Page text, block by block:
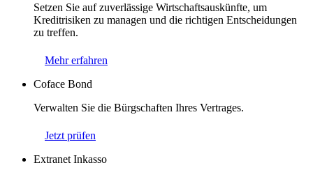
Setzen Sie auf zuverlässige Wirtschaftsauskünfte, um
Kreditrisiken zu managen und die richtigen Entscheidungen
zu treffen.
Mehr erfahren
Coface Bond
Verwalten Sie die Bürgschaften Ihres Vertrages.
Jetzt prüfen
Extranet Inkasso